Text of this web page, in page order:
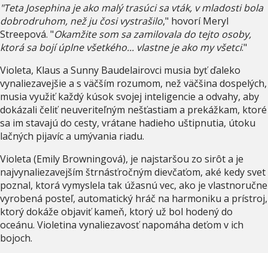
"Teta Josephina je ako malý trasúci sa vták, v mladosti bola
dobrodruhom, než ju čosi vystrašilo," hovorí Meryl
Streepová. "Okamžite som sa zamilovala do tejto osoby,
ktorá sa bojí úplne všetkého... vlastne je ako my všetci."
Violeta, Klaus a Sunny Baudelairovci musia byť ďaleko
vynaliezavejšie a s väčším rozumom, než väčšina dospelých,
musia využiť každý kúsok svojej inteligencie a odvahy, aby
dokázali čeliť neuveriteľným nešťastiam a prekážkam, ktoré
sa im stavajú do cesty, vrátane hadieho uštipnutia, útoku
lačných pijavíc a umývania riadu.
Violeta (Emily Browningová), je najstaršou zo sirôt a je
najvynaliezavejším štrnásťročným dievčaťom, aké kedy svet
poznal, ktorá vymyslela tak úžasnú vec, ako je vlastnoručne
vyrobená posteľ, automatický hráč na harmoniku a prístroj,
ktorý dokáže objaviť kameň, ktorý už bol hodený do
oceánu. Violetina vynaliezavosť napomáha deťom v ich
bojoch.